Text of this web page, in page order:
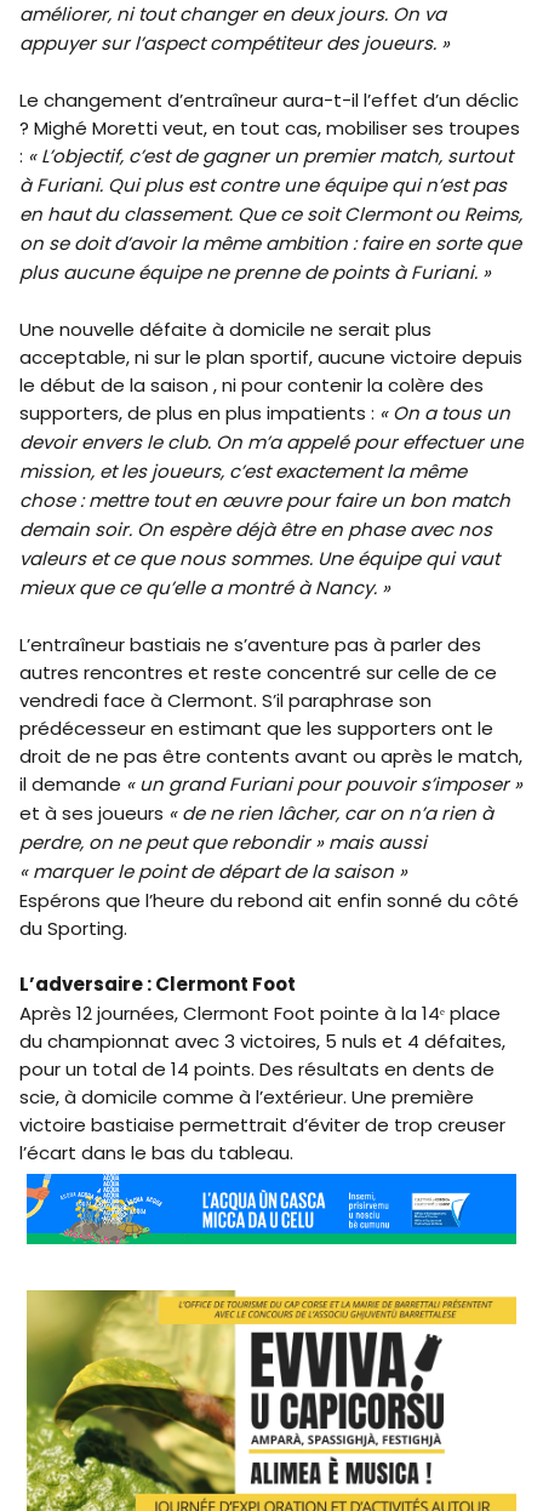
améliorer, ni tout changer en deux jours. On va
appuyer sur l’aspect compétiteur des joueurs. »
Le changement d’entraîneur aura-t-il l’effet d’un déclic
? Mighé Moretti veut, en tout cas, mobiliser ses troupes
: « L’objectif, c’est de gagner un premier match, surtout
à Furiani. Qui plus est contre une équipe qui n’est pas
en haut du classement. Que ce soit Clermont ou Reims,
on se doit d’avoir la même ambition : faire en sorte que
plus aucune équipe ne prenne de points à Furiani. »
Une nouvelle défaite à domicile ne serait plus
acceptable, ni sur le plan sportif, aucune victoire depuis
le début de la saison , ni pour contenir la colère des
supporters, de plus en plus impatients : « On a tous un
devoir envers le club. On m’a appelé pour effectuer une
mission, et les joueurs, c’est exactement la même
chose : mettre tout en œuvre pour faire un bon match
demain soir. On espère déjà être en phase avec nos
valeurs et ce que nous sommes. Une équipe qui vaut
mieux que ce qu’elle a montré à Nancy. »
L’entraîneur bastiais ne s’aventure pas à parler des
autres rencontres et reste concentré sur celle de ce
vendredi face à Clermont. S’il paraphrase son
prédécesseur en estimant que les supporters ont le
droit de ne pas être contents avant ou après le match,
il demande « un grand Furiani pour pouvoir s’imposer »
et à ses joueurs « de ne rien lâcher, car on n’a rien à
perdre, on ne peut que rebondir » mais aussi
« marquer le point de départ de la saison »
Espérons que l’heure du rebond ait enfin sonné du côté
du Sporting.
L’adversaire : Clermont Foot
Après 12 journées, Clermont Foot pointe à la 14ᵉ place
du championnat avec 3 victoires, 5 nuls et 4 défaites,
pour un total de 14 points. Des résultats en dents de
scie, à domicile comme à l’extérieur. Une première
victoire bastiaise permettrait d’éviter de trop creuser
l’écart dans le bas du tableau.